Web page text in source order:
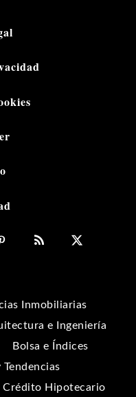
Inmobiliarias
e Ingeniería
Bolsa e Índices
Crédito Hipotecario